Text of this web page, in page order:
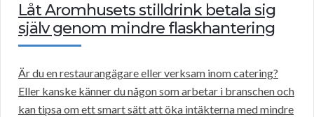
Låt Aromhusets stilldrink betala sig
själv genom mindre flaskhantering
Är du en restaurangägare eller verksam inom catering?
Eller kanske känner du någon som arbetar i branschen och
kan tipsa om ett smart sätt att öka intäkterna med mindre